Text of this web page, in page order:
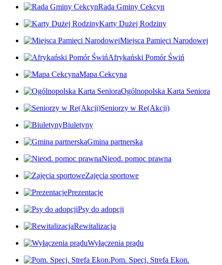
Rada Gminy Cekcyn
Karty Dużej Rodziny
Miejsca Pamięci Narodowej
Afrykański Pomór Świń
Mapa Cekcyna
Ogólnopolska Karta Seniora
Seniorzy w Re(Akcji)
Biuletyny
Gmina partnerska
Nieod. pomoc prawna
Zajęcia sportowe
Prezentacje
Psy do adopcji
Rewitalizacja
Wyłączenia prądu
Pom. Specj. Strefa Ekon.